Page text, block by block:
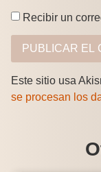
Recibir un
Este sitio usa
se procesan los